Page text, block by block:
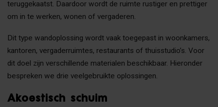
teruggekaatst. Daardoor wordt de ruimte rustiger en prettiger
om in te werken, wonen of vergaderen.
Dit type wandoplossing wordt vaak toegepast in woonkamers,
kantoren, vergaderruimtes, restaurants of thuisstudio’s. Voor
dit doel zijn verschillende materialen beschikbaar. Hieronder
bespreken we drie veelgebruikte oplossingen.
Akoestisch schuim